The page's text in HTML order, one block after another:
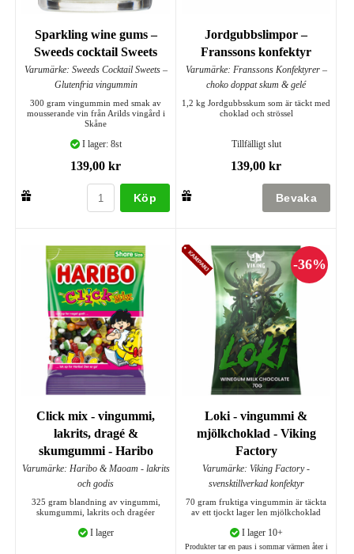
Sparkling wine gums –
Sweeds cocktail Sweets
Varumärke: Sweeds Cocktail Sweets –
Glutenfria vingummin
300 gram vingummin med smak av
mousserande vin från Arilds vingård i
Skåne
I lager: 8st
139,00 kr
Köp
Jordgubbslimpor –
Franssons konfektyr
Varumärke: Franssons Konfektyrer –
choko doppat skum & gelé
1,2 kg Jordgubbsskum som är täckt med
choklad och strössel
Tillfälligt slut
139,00 kr
Click mix - vingummi,
lakrits, dragé &
skumgummi - Haribo
Varumärke: Haribo & Maoam - lakrits
och godis
325 gram blandning av vingummi,
skumgummi, lakrits och dragéer
I lager
Loki - vingummi &
mjölkchoklad - Viking
Factory
Varumärke: Viking Factory -
svensktillverkad konfektyr
70 gram fruktiga vingummin är täckta
av ett tjockt lager len mjölkchoklad
I lager 10+
Produkter tar en paus i sommar värmen åter i